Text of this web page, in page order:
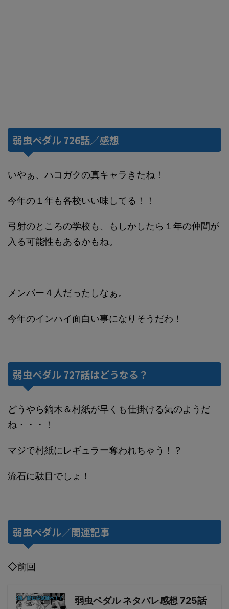
弱虫ペダル 726話／感想
いやぁ、ハコガクの真キャラきたね！
今年の１年も各校いい味してる！！
弓射のところの学校も、もしかしたら１年の仲間が
入る可能性もあるかもね。
メンバー４人だったしなぁ。
今年のインハイ面白い事になりそうだわ！
弱虫ペダル 727話はどうなる？
どうやら鏑木＆村紙が早くも仕掛ける気のようだ
ね・・・！
マジで村紙にレギュラー奪われちゃう！？
流石に駄目でしょ！
弱虫ペダル／関連記事
◇前回
弱虫ペダル ネタバレ感想 725話